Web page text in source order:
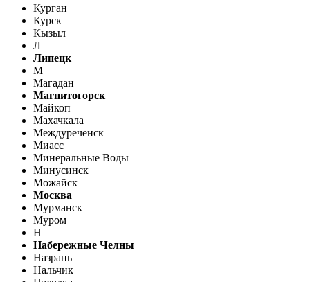
Курган
Курск
Кызыл
Л
Липецк
М
Магадан
Магнитогорск
Майкоп
Махачкала
Междуреченск
Миасс
Минеральные Воды
Минусинск
Можайск
Москва
Мурманск
Муром
Н
Набережные Челны
Назрань
Нальчик